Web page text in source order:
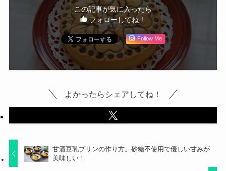
この記事が気に入ったら
フォローしてね！
Follow Me
よかったらシェアしてね！
甘酒豆乳プリンの作り方。砂糖不使用で優しい甘みが
美味しい！